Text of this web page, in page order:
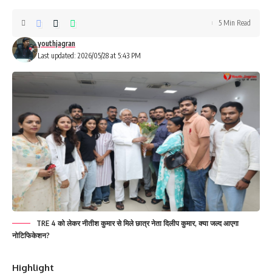
Last updated: 2026/05/28 at 5:43 PM
youthjagran
5 Min Read
TRE 4 को लेकर नीतीश कुमार से मिले छात्र नेता दिलीप कुमार, क्या जल्द आएगा
नोटिफिकेशन?
Highlight